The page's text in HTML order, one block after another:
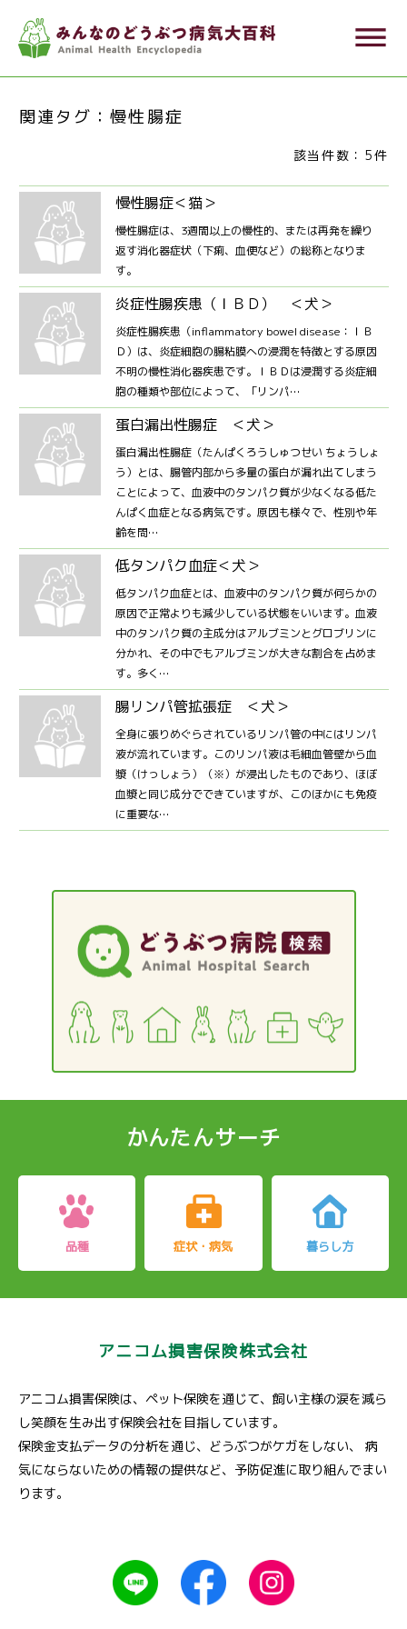
dehaze
関連タグ：慢性腸症
該当件数：5件
慢性腸症＜猫＞
慢性腸症は、3週間以上の慢性的、または再発を繰り
返す消化器症状（下痢、血便など）の総称となりま
す。
炎症性腸疾患（ＩＢＤ） ＜犬＞
炎症性腸疾患（inflammatory bowel disease：ＩＢ
Ｄ）は、炎症細胞の腸粘膜への浸潤を特徴とする原因
不明の慢性消化器疾患です。ＩＢＤは浸潤する炎症細
胞の種類や部位によって、「リンパ…
蛋白漏出性腸症 ＜犬＞
蛋白漏出性腸症（たんぱくろうしゅつせい ちょうしょ
う）とは、腸管内部から多量の蛋白が漏れ出てしまう
ことによって、血液中のタンパク質が少なくなる低た
んぱく血症となる病気です。原因も様々で、性別や年
齢を問…
低タンパク血症＜犬＞
低タンパク血症とは、血液中のタンパク質が何らかの
原因で正常よりも減少している状態をいいます。血液
中のタンパク質の主成分はアルブミンとグロブリンに
分かれ、その中でもアルブミンが大きな割合を占めま
す。多く…
腸リンパ管拡張症 ＜犬＞
全身に張りめぐらされているリンパ管の中にはリンパ
液が流れています。このリンパ液は毛細血管壁から血
漿（けっしょう）（※）が浸出したものであり、ほぼ
血漿と同じ成分でできていますが、このほかにも免疫
に重要な…
かんたんサーチ
品種 症状・病気 暮らし方
アニコム損害保険株式会社
アニコム損害保険は、ペット保険を通じて、飼い主様の涙を減ら
し笑顔を生み出す保険会社を目指しています。
保険金支払データの分析を通じ、どうぶつがケガをしない、 病
気にならないための情報の提供など、予防促進に取り組んでまい
ります。